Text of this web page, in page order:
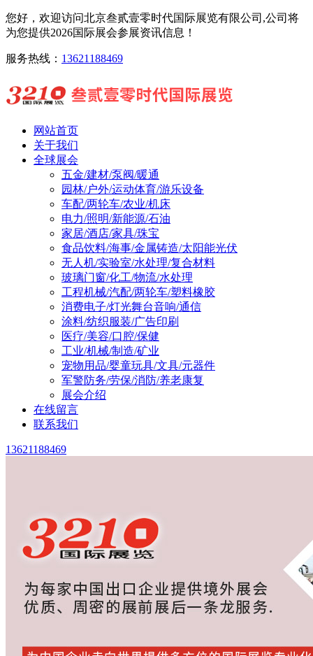
您好，欢迎访问北京叁贰壹零时代国际展览有限公司,公司将
为您提供2026国际展会参展资讯信息！
服务热线： 13621188469
网站首页
关于我们
全球展会
五金/建材/泵阀/暖通
园林/户外/运动体育/游乐设备
车配/两轮车/农业/机床
电力/照明/新能源/石油
家居/酒店/家具/珠宝
食品饮料/海事/金属铸造/太阳能光伏
无人机/实验室/水处理/复合材料
玻璃门窗/化工/物流/水处理
工程机械/汽配/两轮车/塑料橡胶
消费电子/灯光舞台音响/通信
涂料/纺织服装/广告印刷
医疗/美容/口腔/保健
工业/机械/制造/矿业
宠物用品/婴童玩具/文具/元器件
军警防务/劳保/消防/养老康复
展会介绍
在线留言
联系我们
13621188469